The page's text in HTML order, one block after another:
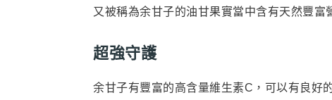
又被稱為余甘子的油甘果實當中含有天然豐
超強守護
余甘子有豐富的高含量維生素C，可以有良好